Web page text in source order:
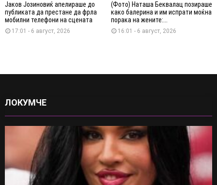
Јаков Јозиновиќ апелираше до
публиката да престане да фрла
мобилни телефони на сцената
17:01 - 6 август, 2026
(Фото) Наташа Беквалац позираше
како балерина и им испрати моќна
порака на жените:...
16:01 - 6 август, 2026
ЛОКУМЧЕ